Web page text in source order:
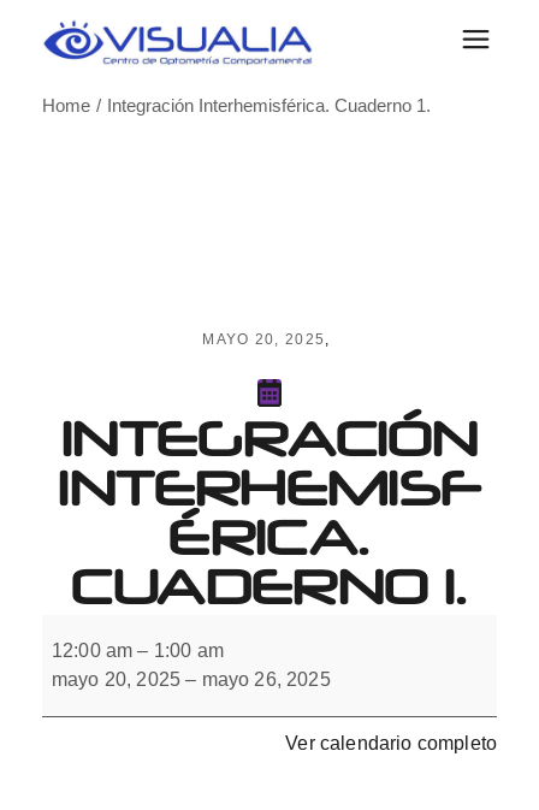
Home
Integración Interhemisférica. Cuaderno 1.
MAYO 20, 2025
INTEGRACIÓN
INTERHEMISF
ÉRICA.
CUADERNO 1.
Interhemisférica.
Cuaderno
1.
12:00 am – 1:00 am
mayo 20, 2025 – mayo 26, 2025
Ver calendario completo